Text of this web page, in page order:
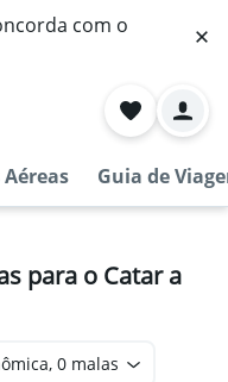
com o
Guia de
para o Catar a
0 malas